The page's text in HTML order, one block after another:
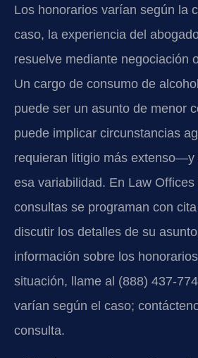
Los honorarios varían según la
caso, la experiencia del
resuelve mediante negociación
Un cargo de consumo de
puede ser un asunto de menor
puede implicar circunstancias
requieran litigio más extenso—y
esa variabilidad. En Law
consultas se programan con
discutir los detalles de su
información sobre los
situación, llame al (888) 437-
varían según el caso;
consulta.